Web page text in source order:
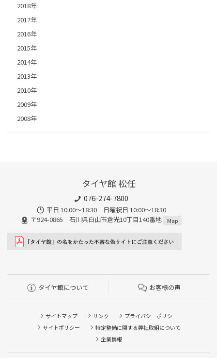
2018年
2017年
2016年
2015年
2014年
2013年
2010年
2009年
2008年
タイヤ館 松任
076-274-7800
平日 10:00～18:30 日曜祝日 10:00～18:30
〒924-0865 石川県白山市倉光10丁目140番地
Map
タイヤ館について お客様の声
サイトマップ リンク
プライバシーポリシー
サイトポリシー
特定整備に関する弊社取組について
企業情報